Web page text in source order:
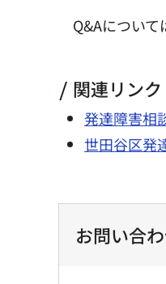
Q&Aについて
関連リンク
発達障害相
世田谷区発
お問い合